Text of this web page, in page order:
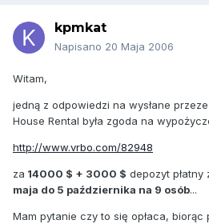
kpmkat
Napisano 20 Maja 2006
Witam,
jedną z odpowiedzi na wysłane
House Rental była zgoda na
http://www.vrbo.com/82948
za 14000 $ + 3000 $ depozyt płatny
maja do 5 października na 9 osób...
Mam pytanie czy to się opłaca,